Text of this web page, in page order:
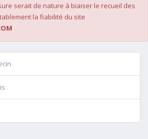
serait de nature à biaiser le recueil des
la fiabilité du site